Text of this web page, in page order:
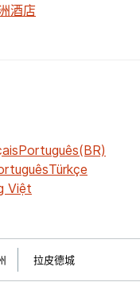
酒店
Português(BR)
Türkçe
Việt
拉皮德城